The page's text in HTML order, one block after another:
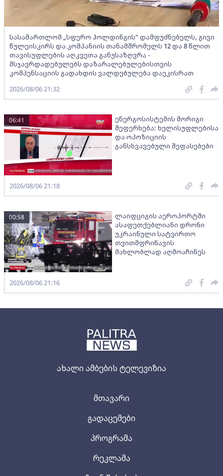
ახალი ამბების ტელევიზია
მთავარი
გადაცემები
პროგრამა
რეკლამა
სასამართლომ „სფერო ჰოლდინგის" დამფუძნებელს, გივი
წულეისკირს და კომპანიის თანამშრომელს 12 და 8 წლით
თავისუფლების აღკვეთა განუსაზღვრა -
მსჯავრდადებულებს დაზარალებულებისთვის
კომპენსაციის გადახდის ვალდებულება დაეკისრათ
2026/08/06 21:32
ენერგოსისტემის მორიგი
შეფერხება: ხელისუფლებისა
და ოპოზიციის
განსხვავებული შეფასებები
06:41
2026/08/06 21:18
ლაიფციგის აეროპორტში
ასაფეთქებლიანი დრონი
უკრაინული სატვირთო
თვითმფრინავის
მახლობლად აღმოაჩინეს
00:58
2026/08/06 21:16